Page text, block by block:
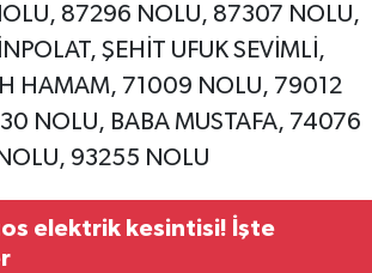
87296 NOLU, 87307 NOLU,
ŞEHİT UFUK SEVİMLİ,
HAMAM, 71009 NOLU, 79012
NOLU, BABA MUSTAFA, 74076
93255 NOLU
elektrik kesintisi! İşte